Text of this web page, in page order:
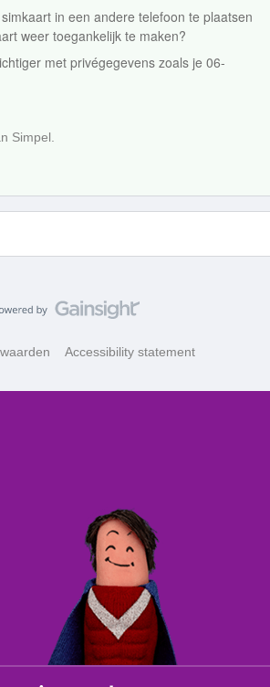
in een andere telefoon te plaatsen
weer toegankelijk te maken?
met privégegevens zoals je 06-
Simpel.
Accessibility statement